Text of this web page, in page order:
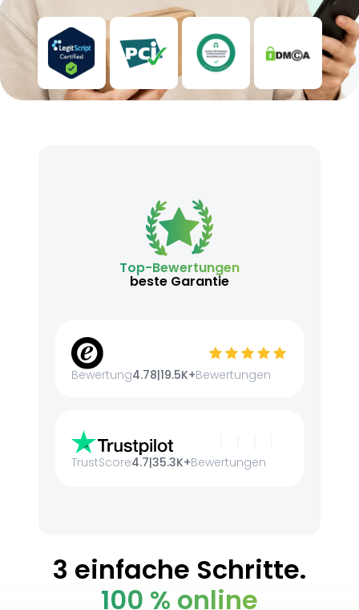
Top-Bewertungen
beste Garantie
Bewertung4.78|19.5K+Bewertungen
TrustScore4.7|35.3K+Bewertungen
3 einfache Schritte.
100 % online